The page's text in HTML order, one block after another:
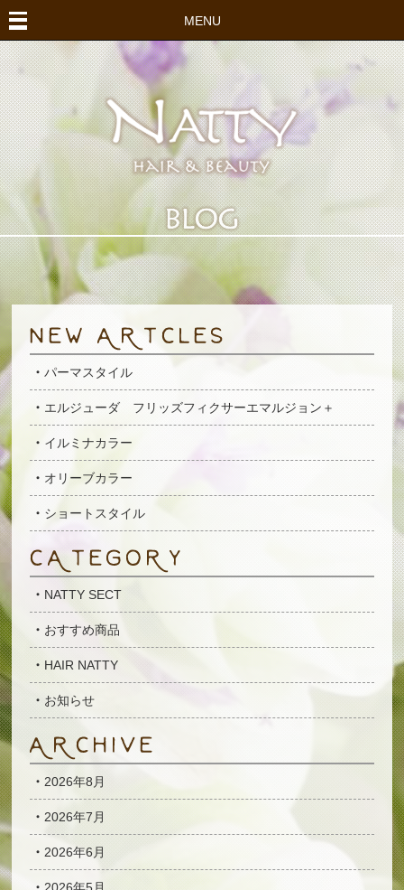
MENU
パーマスタイル
エルジューダ フリッズフィクサーエマルジョン＋
イルミナカラー
オリーブカラー
ショートスタイル
NATTY SECT
おすすめ商品
HAIR NATTY
お知らせ
2026年8月
2026年7月
2026年6月